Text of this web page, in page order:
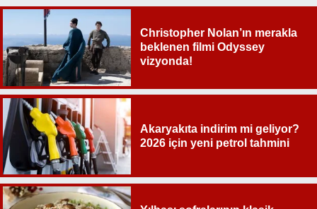
Christopher Nolan’ın merakla
beklenen filmi Odyssey
vizyonda!
Akaryakıta indirim mi geliyor?
2026 için yeni petrol tahmini